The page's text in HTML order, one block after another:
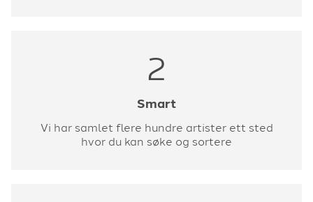
2
Smart
Vi har samlet flere hundre artister ett sted
hvor du kan søke og sortere